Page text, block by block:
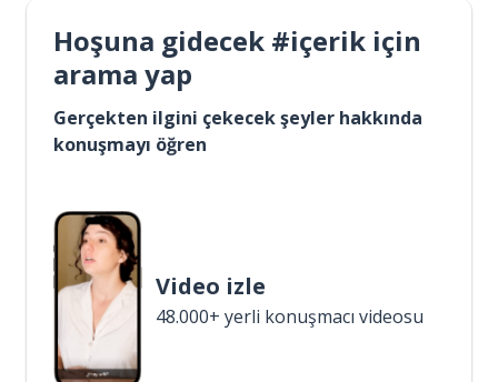
Hoşuna gidecek #içerik için
arama yap
Gerçekten ilgini çekecek şeyler hakkında
konuşmayı öğren
Video izle
48.000+ yerli konuşmacı videosu